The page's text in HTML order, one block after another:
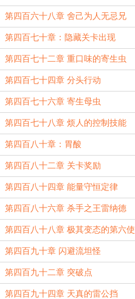
第四百六十八章 舍己为人无忌兄
第四百七十章：隐藏关卡出现
第四百七十二章 重口味的寄生虫
第四百七十四章 分头行动
第四百七十六章 寄生母虫
第四百七十八章 烦人的控制技能
第四百八十章：胃酸
第四百八十二章 关卡奖励
第四百八十四章 能量守恒定律
第四百八十六章 杀手之王雷纳德
第四百八十八章 极其变态的第六使
徒。
第四百九十章 闪避流坦怪
第四百九十二章 突破点
第四百九十四章 天真的雷公挡